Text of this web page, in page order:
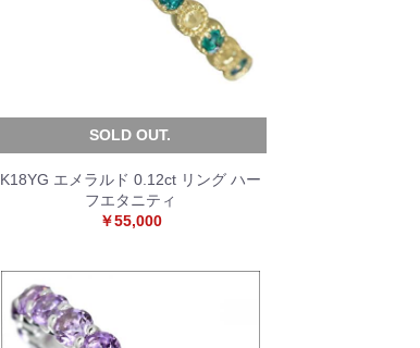
SOLD OUT.
K18YG エメラルド 0.12ct リング ハー
フエタニティ
￥55,000